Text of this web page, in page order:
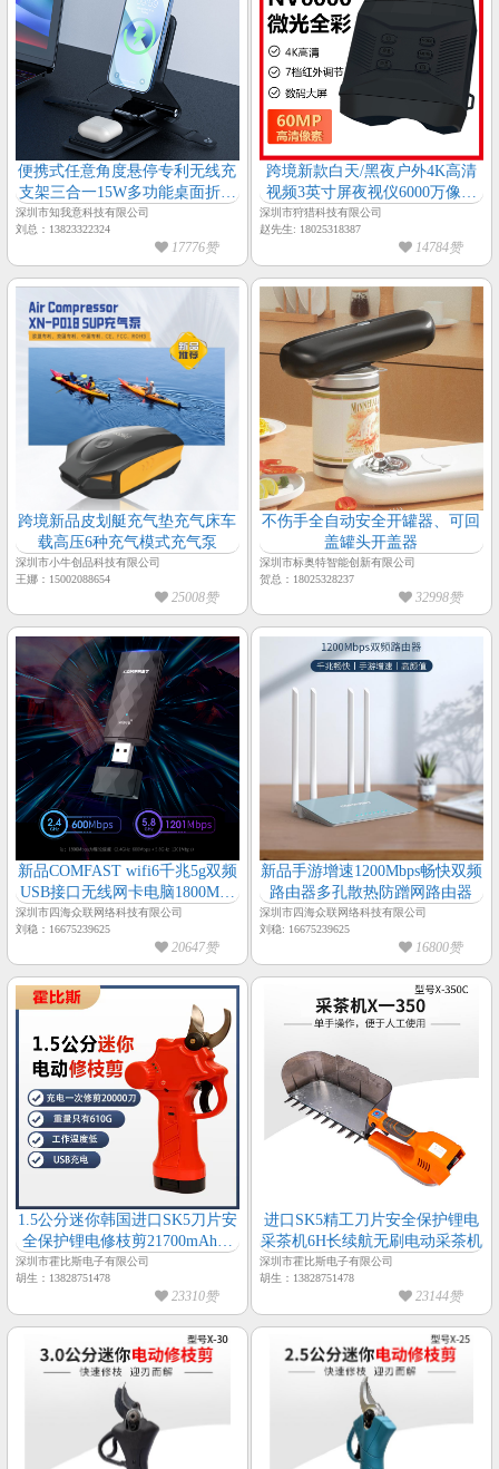
便携式任意角度悬停专利无线充
支架三合一15W多功能桌面折叠
无线快充
深圳市知我意科技有限公司
刘总：13823322324
17776赞
跨境新款白天/黑夜户外4K高清
视频3英寸屏夜视仪6000万像素
微光全彩8倍数码变焦夜视仪
深圳市狩猎科技有限公司
赵先生: 18025318387
14784赞
跨境新品皮划艇充气垫充气床车
载高压6种充气模式充气泵
深圳市小牛创品科技有限公司
王娜：15002088654
25008赞
不伤手全自动安全开罐器、可回
盖罐头开盖器
深圳市标奥特智能创新有限公司
贺总：18025328237
32998赞
新品COMFAST wifi6千兆5g双频
USB接口无线网卡电脑1800M接
收器951AX
深圳市四海众联网络科技有限公司
刘稳：16675239625
20647赞
新品手游增速1200Mbps畅快双频
路由器多孔散热防蹭网路由器
深圳市四海众联网络科技有限公司
刘稳: 16675239625
16800赞
1.5公分迷你韩国进口SK5刀片安
全保护锂电修枝剪21700mAh大
容量16H长续航无刷电动修枝剪
深圳市霍比斯电子有限公司
胡生：13828751478
23310赞
进口SK5精工刀片安全保护锂电
采茶机6H长续航无刷电动采茶机
深圳市霍比斯电子有限公司
胡生：13828751478
23144赞